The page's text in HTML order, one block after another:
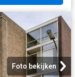
Foto bekijken